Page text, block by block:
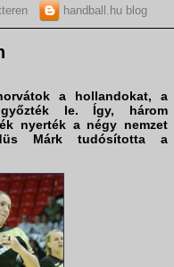
handball.hu blog
a hollandokat, a
le. Így, három
nyerték a négy nemzet
Márk tudósította a